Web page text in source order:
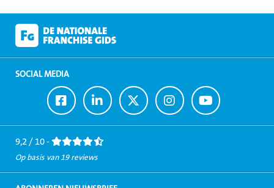
SOCIAL MEDIA
Ga
naar
Facebook
Ga
naar
LinkedIn
Ga
naar
Twitter
Ga
naar
Instagram
Ga
naar
Youtube
9,2 / 10 -
Op basis van 19 reviews